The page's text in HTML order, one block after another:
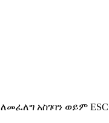
ለመፈለግ አስገባን ወይም